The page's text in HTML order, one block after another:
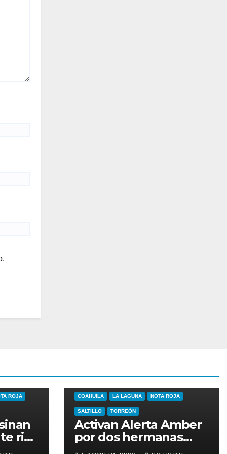
ROJA
riña
COAHUILA LA LAGUNA NOTA ROJA
SALTILLO TORREÓN
Activan Alerta Amber
por dos hermanas
desaparecidas en